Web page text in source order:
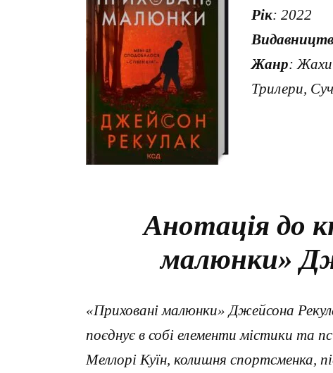
Рік: 2022
Жанр: Жахи
Трилери,
Анотація до
малюнки»
«Приховані малюнки» Джейсона
поєднує в собі елементи містики та
Меллорі Куїн, колишня спортсменка,